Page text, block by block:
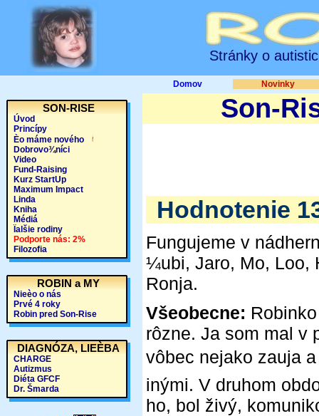
Stránky o
SON-RISE
Úvod
Princípy
Èo máme nového
Dobrovo¾níci
Video
Fund-Raising
Kurz StartUp
Maximum Impact
Linda
Kniha
Médiá
Ïalšie rodiny
Podporte nás: 2%
Filozofia
ROBIN a MY
Nieèo o nás
Prvé 4 roky
Robin pred Son-Rise
DIAGNÓZA, LIEÈBA
CHARGE
Autizmus
Diéta GFCF
Dr. Šmarda
Domov Novinky
Son-
Hodnotenie
Fungujeme v
¼ubi, Jaro, Mo, Loo,
Ronja.
Všeobecne:
rôzne. Ja som mal v
vôbec nejako zauja
inými. V druhom
ho, bol živý,